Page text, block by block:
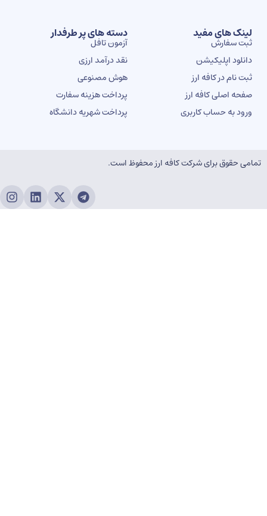
های مفید
سفارش
اپلیکیشن
نام در کافه ارز
اصلی کافه ارز
به حساب کاربری
دسته های پر طرفدار
آزمون تافل
نقد درآمد ارزی
هوش مصنوعی
پرداخت هزینه سفارت
پرداخت شهریه دانشگاه
حقوق برای شرکت کافه ارز محفوظ است.